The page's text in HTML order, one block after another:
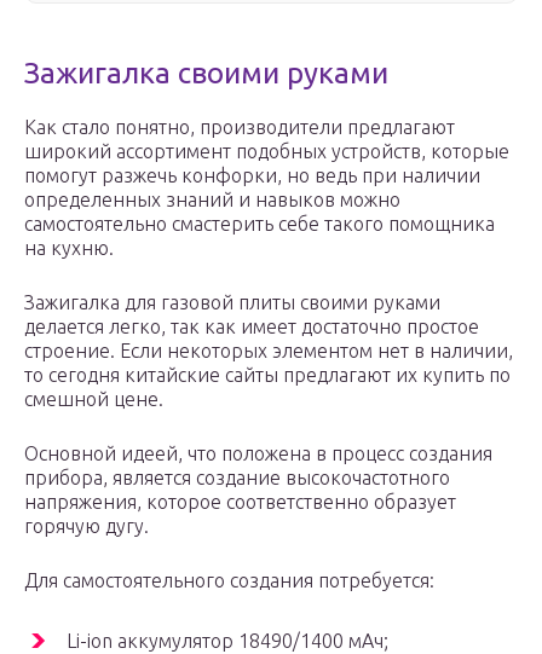
Зажигалка своими руками
Как стало понятно, производители предлагают
широкий ассортимент подобных устройств, которые
помогут разжечь конфорки, но ведь при наличии
определенных знаний и навыков можно
самостоятельно смастерить себе такого помощника
на кухню.
Зажигалка для газовой плиты своими руками
делается легко, так как имеет достаточно простое
строение. Если некоторых элементом нет в наличии,
то сегодня китайские сайты предлагают их купить по
смешной цене.
Основной идеей, что положена в процесс создания
прибора, является создание высокочастотного
напряжения, которое соответственно образует
горячую дугу.
Для самостоятельного создания потребуется:
Li-ion аккумулятор 18490/1400 мАч;